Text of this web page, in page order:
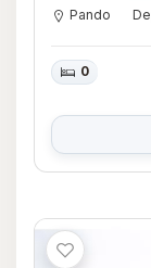
Pando
0